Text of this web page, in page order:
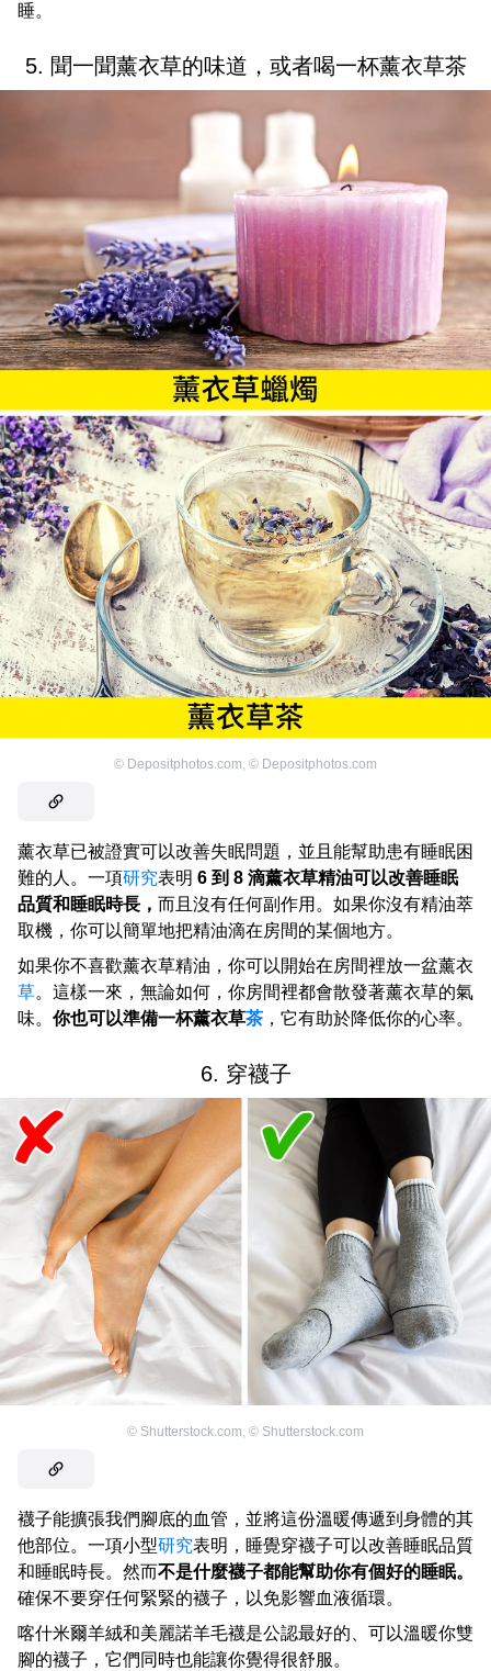
睡。
5. 聞一聞薰衣草的味道，或者喝一杯薰衣草茶
© Depositphotos.com, © Depositphotos.com
薰衣草已被證實可以改善失眠問題，並且能幫助患有睡眠困
難的人。一項研究表明 6 到 8 滴薰衣草精油可以改善睡眠
品質和睡眠時長， 而且沒有任何副作用。如果你沒有精油萃
取機，你可以簡單地把精油滴在房間的某個地方。
如果你不喜歡薰衣草精油，你可以開始在房間裡放一盆薰衣
草。這樣一來，無論如何，你房間裡都會散發著薰衣草的氣
味。 你也可以準備一杯薰衣草茶 ，它有助於降低你的心率。
6. 穿襪子
© Shutterstock.com, © Shutterstock.com
襪子能擴張我們腳底的血管，並將這份溫暖傳遞到身體的其
他部位。一項小型研究表明，睡覺穿襪子可以改善睡眠品質
和睡眠時長。然而不是什麼襪子都能幫助你有個好的睡眠。
確保不要穿任何緊緊的襪子，以免影響血液循環。
喀什米爾羊絨和美麗諾羊毛襪是公認最好的、可以溫暖你雙
腳的襪子，它們同時也能讓你覺得很舒服。